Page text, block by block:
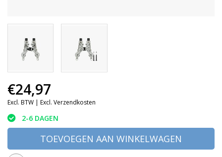
€24,97
Excl. BTW | Excl. Verzendkosten
2-6 DAGEN
TOEVOEGEN AAN WINKELWAGEN